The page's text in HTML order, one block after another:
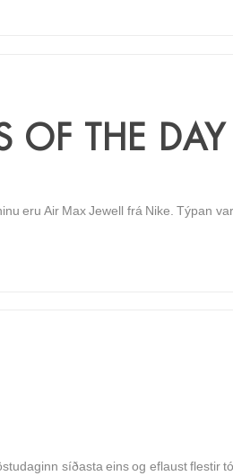
OF THE DAY
eru Air Max Jewell frá Nike. Týpan
síðasta eins og eflaust